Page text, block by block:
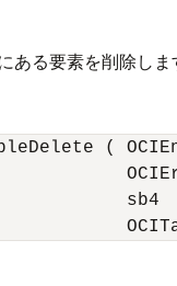
ある要素を削除しま
(
sb4